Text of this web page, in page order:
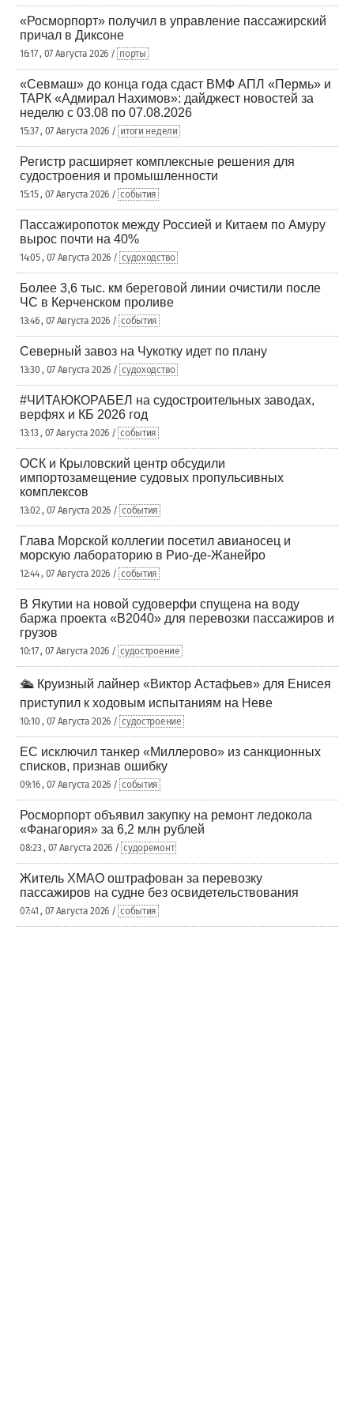
«Росморпорт» получил в управление пассажирский
причал в Диксоне
16:17 , 07 Августа 2026 / порты
«Севмаш» до конца года сдаст ВМФ АПЛ «Пермь» и
ТАРК «Адмирал Нахимов»: дайджест новостей за
неделю с 03.08 по 07.08.2026
15:37 , 07 Августа 2026 / итоги недели
Регистр расширяет комплексные решения для
судостроения и промышленности
15:15 , 07 Августа 2026 / события
Пассажиропоток между Россией и Китаем по Амуру
вырос почти на 40%
14:05 , 07 Августа 2026 / судоходство
Более 3,6 тыс. км береговой линии очистили после
ЧС в Керченском проливе
13:46 , 07 Августа 2026 / события
Северный завоз на Чукотку идет по плану
13:30 , 07 Августа 2026 / судоходство
#ЧИТАЮКОРАБЕЛ на судостроительных заводах,
верфях и КБ 2026 год
13:13 , 07 Августа 2026 / события
ОСК и Крыловский центр обсудили
импортозамещение судовых пропульсивных
комплексов
13:02 , 07 Августа 2026 / события
Глава Морской коллегии посетил авианосец и
морскую лабораторию в Рио-де-Жанейро
12:44 , 07 Августа 2026 / события
В Якутии на новой судоверфи спущена на воду
баржа проекта «В2040» для перевозки пассажиров и
грузов
10:17 , 07 Августа 2026 / судостроение
🛳️ Круизный лайнер «Виктор Астафьев» для Енисея
приступил к ходовым испытаниям на Неве
10:10 , 07 Августа 2026 / судостроение
ЕС исключил танкер «Миллерово» из санкционных
списков, признав ошибку
09:16 , 07 Августа 2026 / события
Росморпорт объявил закупку на ремонт ледокола
«Фанагория» за 6,2 млн рублей
08:23 , 07 Августа 2026 / судоремонт
Житель ХМАО оштрафован за перевозку
пассажиров на судне без освидетельствования
07:41 , 07 Августа 2026 / события